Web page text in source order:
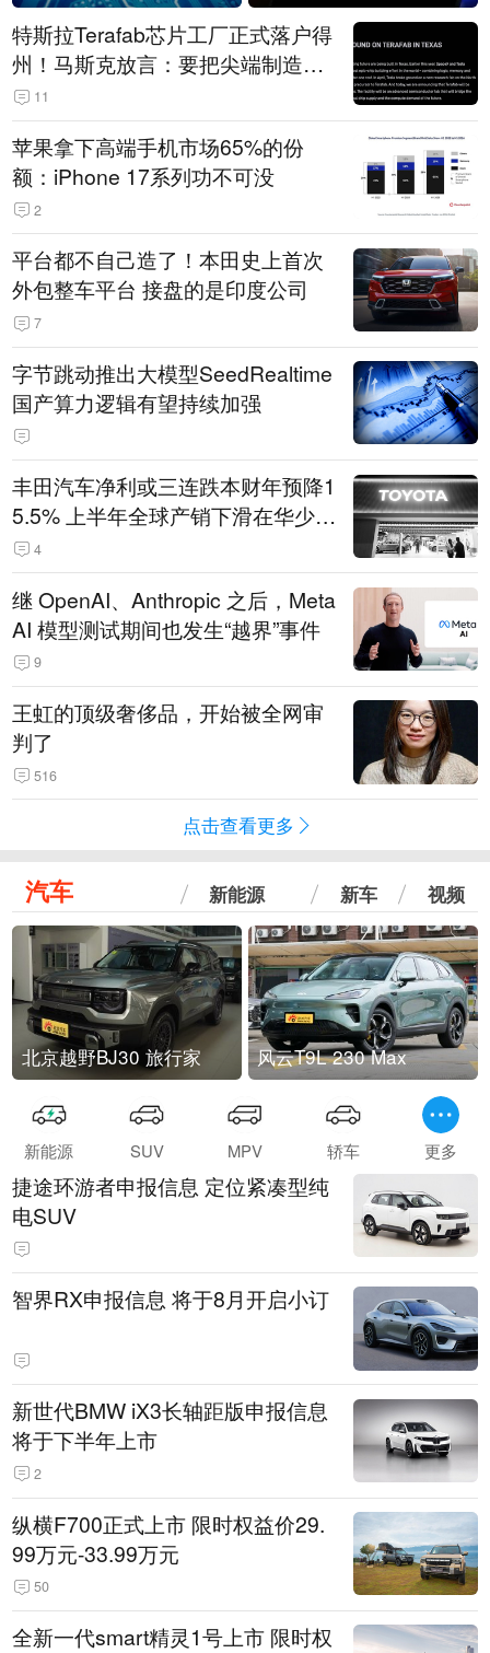
特斯拉Terafab芯片工厂正式落户得
州！马斯克放言：要把尖端制造带
回美国
11
苹果拿下高端手机市场65%的份
额：iPhone 17系列功不可没
2
平台都不自己造了！本田史上首次
外包整车平台 接盘的是印度公司
7
字节跳动推出大模型SeedRealtime
国产算力逻辑有望持续加强
丰田汽车净利或三连跌本财年预降1
5.5% 上半年全球产销下滑在华少卖
14.3万辆
4
继 OpenAI、Anthropic 之后，Meta
AI 模型测试期间也发生“越界”事件
9
王虹的顶级奢侈品，开始被全网审
判了
516
点击查看更多
汽车 新能源 新车 视频
北京越野BJ30 旅行家 风云T9L 230 Max
新能源 SUV MPV 轿车 更多
捷途环游者申报信息 定位紧凑型纯
电SUV
智界RX申报信息 将于8月开启小订
新世代BMW iX3长轴距版申报信息
将于下半年上市
2
纵横F700正式上市 限时权益价29.
99万元-33.99万元
50
全新一代smart精灵1号上市 限时权